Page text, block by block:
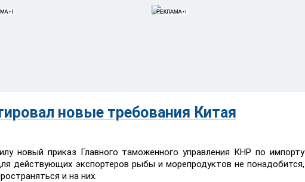
новые требования Китая
новый приказ Главного таможенного управления КНР по импорту
действующих экспортеров рыбы и морепродуктов не понадобится,
и на них.